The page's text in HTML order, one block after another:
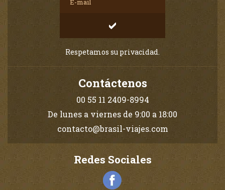
Respetamos su privacidad.
Contáctenos
00 55 11 2409-8994
De lunes a viernes de 9:00 a 18:00
contacto@brasil-viajes.com
Redes Sociales